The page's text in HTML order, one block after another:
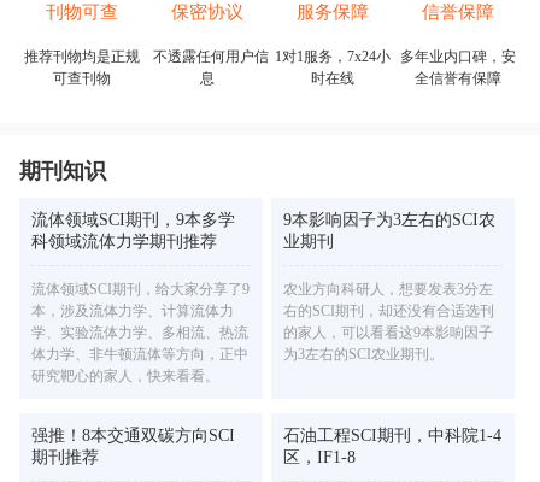
刊物可查
推荐刊物均是正规
可查刊物
保密协议
不透露任何用户信
息
服务保障
1对1服务，7x24小
时在线
信誉保障
多年业内口碑，安
全信誉有保障
期刊知识
流体领域SCI期刊，9本多学
科领域流体力学期刊推荐
流体领域SCI期刊，给大家分享了9
本，涉及流体力学、计算流体力
学、实验流体力学、多相流、热流
体力学、非牛顿流体等方向，正中
研究靶心的家人，快来看看。
9本影响因子为3左右的SCI农
业期刊
农业方向科研人，想要发表3分左
右的SCI期刊，却还没有合适选刊
的家人，可以看看这9本影响因子
为3左右的SCI农业期刊。
强推！8本交通双碳方向SCI
期刊推荐
石油工程SCI期刊，中科院1-4
区，IF1-8